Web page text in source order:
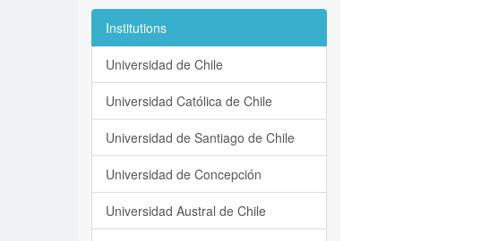
Institutions
Universidad de Chile
Universidad Católica de Chile
Universidad de Santiago de Chile
Universidad de Concepción
Universidad Austral de Chile